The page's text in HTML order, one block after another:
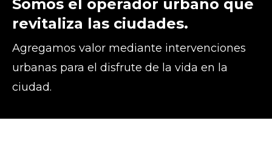
Somos el operador urbano que
revitaliza las ciudades.
Agregamos valor mediante intervenciones
urbanas para el disfrute de la vida en la
ciudad.